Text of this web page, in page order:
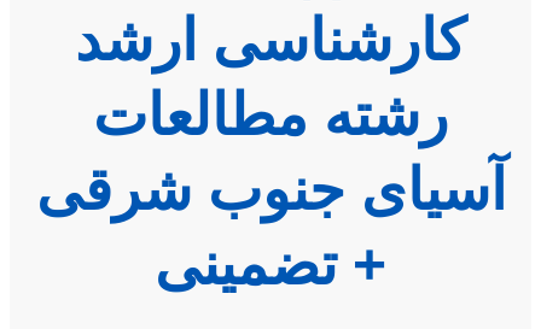
کارشناسی ارشد
رشته مطالعات
آسیای جنوب شرقی
+ تضمینی